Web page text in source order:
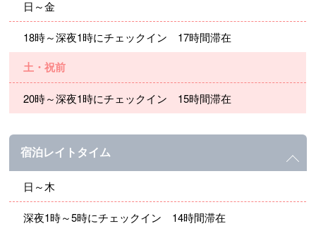
日～金
18時～深夜1時にチェックイン 17時間滞在
土・祝前
20時～深夜1時にチェックイン 15時間滞在
宿泊レイトタイム
日～木
深夜1時～5時にチェックイン 14時間滞在